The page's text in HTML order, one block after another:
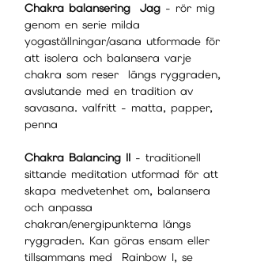
Chakra balansering Jag - rör mig
genom en serie milda
yogaställningar/asana utformade för
att isolera och balansera varje
chakra som reser längs ryggraden,
avslutande med en tradition av
savasana. valfritt - matta, papper,
penna
Chakra Balancing II - traditionell
sittande meditation utformad för att
skapa medvetenhet om, balansera
och anpassa
chakran/energipunkterna längs
ryggraden. Kan göras ensam eller
tillsammans med Rainbow I, se